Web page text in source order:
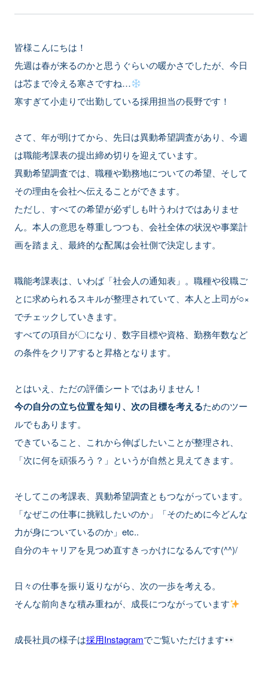
皆様こんにちは！
先週は春が来るのかと思うぐらいの暖かさでしたが、今日
は芯まで冷える寒さですね…
寒すぎて小走りで出勤している採用担当の長野です！
さて、年が明けてから、先日は異動希望調査があり、今週
は職能考課表の提出締め切りを迎えています。
異動希望調査では、職種や勤務地についての希望、そして
その理由を会社へ伝えることができます。
ただし、すべての希望が必ずしも叶うわけではありませ
ん。本人の意思を尊重しつつも、会社全体の状況や事業計
画を踏まえ、最終的な配属は会社側で決定します。
職能考課表は、いわば「社会人の通知表」。職種や役職ご
とに求められるスキルが整理されていて、本人と上司が○×
でチェックしていきます。
すべての項目が〇になり、数字目標や資格、勤務年数など
の条件をクリアすると昇格となります。
とはいえ、ただの評価シートではありません！
今の自分の立ち位置を知り、次の目標を考えるためのツー
ルでもあります。
できていること、これから伸ばしたいことが整理され、
「次に何を頑張ろう？」というが自然と見えてきます。
そしてこの考課表、異動希望調査ともつながっています。
「なぜこの仕事に挑戦したいのか」「そのために今どんな
力が身についているのか」etc..
自分のキャリアを見つめ直すきっかけになるんです(^^)/
日々の仕事を振り返りながら、次の一歩を考える。
そんな前向きな積み重ねが、成長につながっています
成長社員の様子は採用Instagramでご覧いただけます